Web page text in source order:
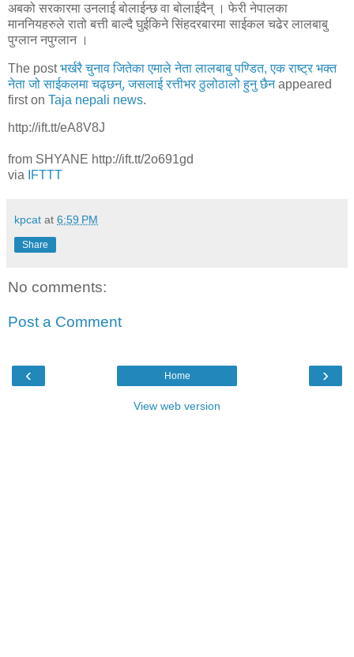
अबको सरकारमा उनलाई बोलाईन्छ वा बोलाईदैन् । फेरी नेपालका
माननियहरुले रातो बत्ती बाल्दै घुईकिने सिंहदरबारमा साईकल चढेर लालबाबु
पुग्लान नपुग्लान ।
The postभर्खरै चुनाव जितेका एमाले नेता लालबाबु पण्डित, एक राष्ट्र भक्त
नेता जो साईकलमा चढ्छन्, जसलाई रत्तीभर ठुलोठालो हुनु छैनappeared
first on Taja nepali news.
http://ift.tt/eA8V8J
from SHYANE http://ift.tt/2o691gd
via
IFTTT
kpcat at 6:59 PM
Share
No comments:
Post a Comment
‹ ›
Home
View web version